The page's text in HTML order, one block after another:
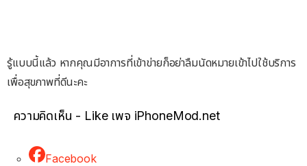
รู้แบบนี้แล้ว หากคุณมีอาการที่เข้าข่ายก็อย่าลืมนัดหมายเข้าไปใช้บริการ
เพื่อสุขภาพที่ดีนะคะ
ความคิดเห็น - Like เพจ iPhoneMod.net
Facebook